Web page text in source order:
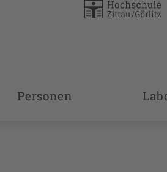
Personen